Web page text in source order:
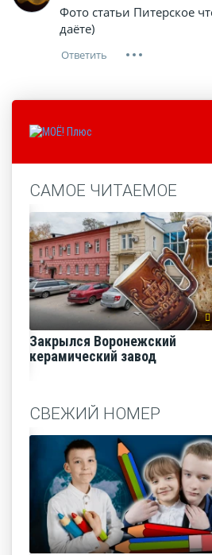
Фото статьи Питерское
даёте)
САМОЕ ЧИТАЕМОЕ
Закрылся Воронежский
керамический завод
СВЕЖИЙ НОМЕР